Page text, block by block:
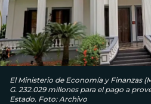
El Ministerio de Economía y Finanzas
G. 232.029 millones para el pago a
Estado. Foto: Archivo